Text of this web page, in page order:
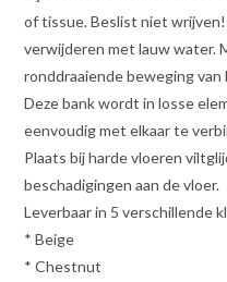
of tissue. Beslist niet
verwijderen met lauw water.
ronddraaiende beweging
Deze bank wordt in losse
eenvoudig met elkaar te
Plaats bij harde vloeren
beschadigingen aan de vloer.
Leverbaar in 5 verschillende
* Beige
* Chestnut